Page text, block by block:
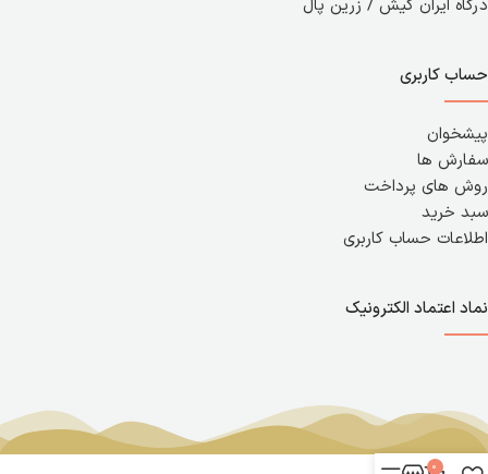
درگاه ایران کیش / زرین پال
حساب کاربری
پیشخوان
سفارش ها
روش های پرداخت
سبد خرید
اطلاعات حساب کاربری
نماد اعتماد الکترونیک
0